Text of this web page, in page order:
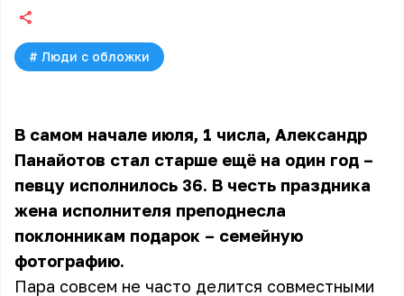
# Люди с обложки
В самом начале июля, 1 числа, Александр
Панайотов стал старше ещё на один год –
певцу исполнилось 36. В честь праздника
жена исполнителя преподнесла
поклонникам подарок – семейную
фотографию.
Пара совсем не часто делится совместными